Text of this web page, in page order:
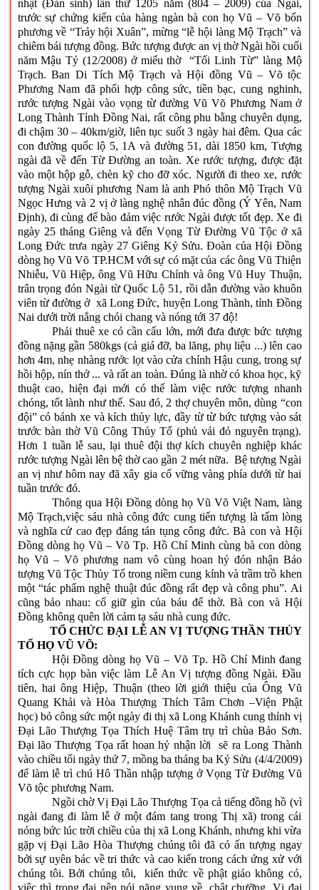
nhật (Đản sinh) lần thứ 1205 năm (804 – 2009) của Ngài,
trước sự chứng kiến của hàng ngàn bà con họ Vũ – Võ bốn
phương về “Trảy hội Xuân”, mừng “lễ hội làng Mộ Trạch” và
chiêm bái tượng đồng. Bức tượng được an vị thờ Ngài hồi cuối
năm Mậu Tý (12/2008) ở miếu thờ “Tối Linh Từ” làng Mộ
Trạch. Ban Di Tích Mộ Trạch và Hội đồng Vũ – Võ tộc
Phương Nam đã phối hợp công sức, tiền bạc, cung nghinh,
rước tượng Ngài vào vọng từ đường Vũ Võ Phương Nam ở
Long Thành Tỉnh Đồng Nai, rất công phu bằng chuyên dụng,
đi chậm 30 – 40km/giờ, liên tục suốt 3 ngày hai đêm. Qua các
con đường quốc lộ 5, 1A và đường 51, dài 1850 km, Tượng
ngài đã về đến Từ Đường an toàn. Xe rước tượng, được đặt
vào một hộp gỗ, chèn kỹ cho đỡ xóc. Người đi theo xe, rước
tượng Ngài xuôi phương Nam là anh Phó thôn Mộ Trạch Vũ
Ngọc Hưng và 2 vị ở làng nghệ nhân đúc đồng (Ý Yên, Nam
Định), đi cùng để bào đảm việc rước Ngài được tốt đẹp. Xe đi
ngày 25 tháng Giêng và đến Vọng Từ Đường Vũ Tộc ở xã
Long Đức trưa ngày 27 Giêng Kỷ Sửu. Đoàn của Hội Đồng
dòng họ Vũ Võ TP.HCM với sự có mặt của các ông Vũ Thiện
Nhiễu, Vũ Hiệp, ông Vũ Hữu Chính và ông Vũ Huy Thuận,
trân trọng đón Ngài từ Quốc Lộ 51, rồi dẫn đường vào khuôn
viên từ đường ở xã Long Đức, huyện Long Thành, tỉnh Đồng
Nai dưới trời nắng chói chang và nóng tới 37 độ!
Phải thuê xe có cần cẩu lớn, mới đưa được bức tượng
đồng nặng gần 580kgs (cả giá đỡ, ba lăng, phụ liệu ...) lên cao
hơn 4m, nhẹ nhàng rước lọt vào cửa chính Hậu cung, trong sự
hồi hộp, nín thở ... và rất an toàn. Đúng là nhờ có khoa học, kỹ
thuật cao, hiện đại mới có thể làm việc rước tượng nhanh
chóng, tốt lành như thế. Sau đó, 2 thợ chuyên môn, dùng “con
đội” có bánh xe và kích thủy lực, đầy từ từ bức tượng vào sát
trước bàn thờ Vũ Công Thủy Tổ (phủ vải đỏ nguyên trạng).
Hơn 1 tuần lễ sau, lại thuê đội thợ kích chuyên nghiệp khác
rước tượng Ngài lên bệ thờ cao gần 2 mét nữa. Bệ tượng Ngài
an vị như hôm nay đã xây gia cố vững vàng phía dưới từ hai
tuần trước đó.
Thông qua Hội Đồng dòng họ Vũ Võ Việt Nam, làng
Mộ Trạch,việc sáu nhà công đức cung tiến tượng là tấm lòng
và nghĩa cử cao đẹp đáng tán tụng công đức. Bà con và Hội
Đồng dòng họ Vũ – Võ Tp. Hồ Chí Minh cùng bà con dòng
họ Vũ – Võ phương nam vô cùng hoan hỷ đón nhận Bảo
tượng Vũ Tộc Thủy Tổ trong niềm cung kính và trầm trồ khen
một “tác phẩm nghệ thuật đúc đồng rất đẹp và công phu”. Ai
cũng bảo nhau: cố giữ gìn của báu để thờ. Bà con và Hội
Đồng không quên lời cảm tạ sáu nhà cung đức.
TỔ CHỨC ĐẠI LỄ AN VỊ TƯỢNG THẦN THỦY
TỔ HỌ VŨ VÕ:
Hội Đồng dòng họ Vũ – Võ Tp. Hồ Chí Minh đang
tích cực họp bàn việc làm Lễ An Vị tượng đồng Ngài. Đầu
tiên, hai ông Hiệp, Thuận (theo lời giới thiệu của Ông Vũ
Quang Khải và Hòa Thượng Thích Tâm Chơn –Viện Phật
học) bỏ công sức một ngày đi thị xã Long Khánh cung thỉnh vị
Đại Lão Thượng Tọa Thích Huệ Tâm trụ trì chùa Bảo Sơn.
Đại lão Thượng Tọa rất hoan hỷ nhận lời sẽ ra Long Thành
vào chiều tối ngày thứ 7, mồng ba tháng ba Kỷ Sửu (4/4/2009)
để làm lễ trì chú Hô Thần nhập tượng ở Vọng Từ Đường Vũ
Võ tộc phương Nam.
Ngồi chờ Vị Đại Lão Thượng Tọa cả tiếng đồng hồ (vì
ngài đang đi làm lễ ở một đám tang trong Thị xã) trong cái
nóng bức lúc trời chiều của thị xã Long Khánh, nhưng khi vừa
gặp vị Đại Lão Hòa Thượng chúng tôi đã có ấn tượng ngay
bởi sự uyên bác về tri thức và cao kiến trong cách ứng xử với
chúng tôi. Bởi chúng tôi, kiến thức về phật giáo không có,